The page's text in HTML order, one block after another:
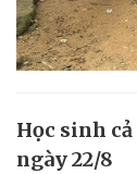
Học sinh
ngày 22/8